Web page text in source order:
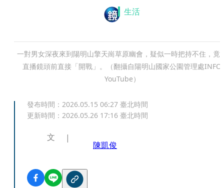
生活
一對男女深夜來到陽明山擎天崗草原幽會，疑似一時把持不住，竟
直播鏡頭前直接「開戰」。（翻攝自陽明山國家公園管理處INFO
YouTube）
發布時間： 2026.05.15 06:27 臺北時間
更新時間： 2026.05.26 17:16 臺北時間
文
陳凱俊